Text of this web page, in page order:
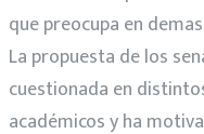
que preocupa en
La propuesta de los
cuestionada en
académicos y ha